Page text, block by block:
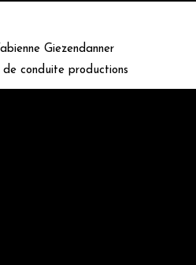
Giezendanner
conduite productions